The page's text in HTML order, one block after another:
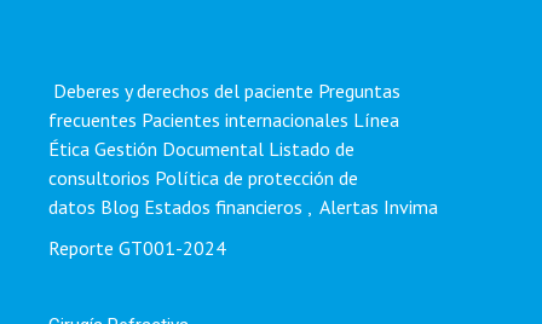
Deberes y derechos del paciente Preguntas
frecuentes Pacientes internacionales Línea
Ética Gestión Documental Listado de
consultorios Política de protección de
datos Blog Estados financieros
Alertas Invima
Reporte GT001-2024